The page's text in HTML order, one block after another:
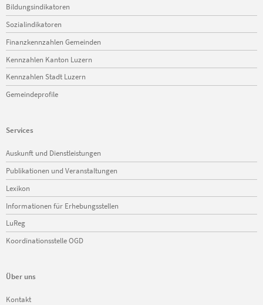
Bildungsindikatoren
Sozialindikatoren
Finanzkennzahlen Gemeinden
Kennzahlen Kanton Luzern
Kennzahlen Stadt Luzern
Gemeindeprofile
Services
Navigation
überspringen
Auskunft und Dienstleistungen
Publikationen und Veranstaltungen
Lexikon
Informationen für Erhebungsstellen
LuReg
Koordinationsstelle OGD
Über uns
Navigation
Kontakt